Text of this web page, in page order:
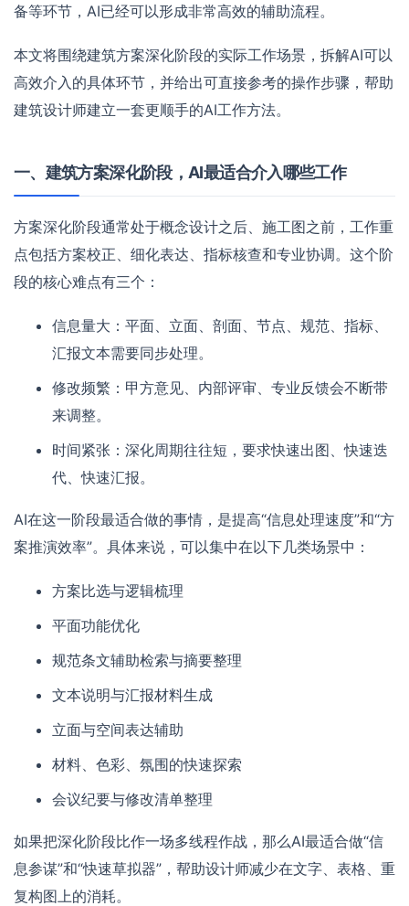
备等环节，AI已经可以形成非常高效的辅助流程。
本文将围绕建筑方案深化阶段的实际工作场景，拆解AI可以
高效介入的具体环节，并给出可直接参考的操作步骤，帮助
建筑设计师建立一套更顺手的AI工作方法。
一、建筑方案深化阶段，AI最适合介入哪些工作
方案深化阶段通常处于概念设计之后、施工图之前，工作重
点包括方案校正、细化表达、指标核查和专业协调。这个阶
段的核心难点有三个：
信息量大：平面、立面、剖面、节点、规范、指标、
汇报文本需要同步处理。
修改频繁：甲方意见、内部评审、专业反馈会不断带
来调整。
时间紧张：深化周期往往短，要求快速出图、快速迭
代、快速汇报。
AI在这一阶段最适合做的事情，是提高“信息处理速度”和“方
案推演效率”。具体来说，可以集中在以下几类场景中：
方案比选与逻辑梳理
平面功能优化
规范条文辅助检索与摘要整理
文本说明与汇报材料生成
立面与空间表达辅助
材料、色彩、氛围的快速探索
会议纪要与修改清单整理
如果把深化阶段比作一场多线程作战，那么AI最适合做“信
息参谋”和“快速草拟器”，帮助设计师减少在文字、表格、重
复构图上的消耗。